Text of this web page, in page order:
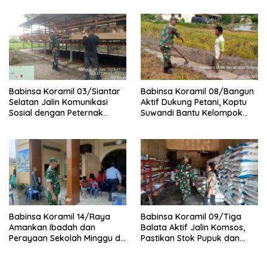
Babinsa Koramil 03/Siantar
Selatan Jalin Komunikasi
Sosial dengan Peternak
Babinsa Koramil 08/Bangun
Aktif Dukung Petani, Koptu
Suwandi Bantu Kelompok
Babinsa Koramil 14/Raya
Amankan Ibadah dan
Perayaan Sekolah Minggu di
Babinsa Koramil 09/Tiga
Balata Aktif Jalin Komsos,
Pastikan Stok Pupuk dan